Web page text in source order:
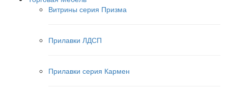
Витрины серия Призма
Прилавки ЛДСП
Прилавки серия Кармен